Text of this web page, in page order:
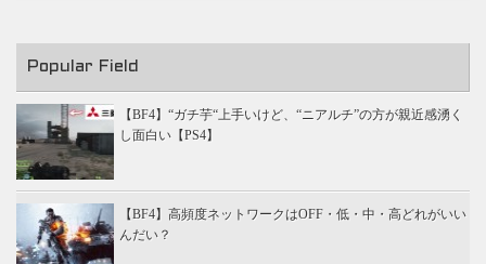
Popular Field
【BF4】“ガチ芋“上手いけど、“ニアルチ”の方が親近感湧く
し面白い【PS4】
【BF4】高頻度ネットワークはOFF・低・中・高どれがいい
んだい？